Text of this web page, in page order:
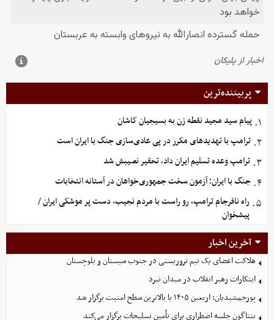
پربیننده‌ترین
۱. پیام سید مجید نقطه زن به بسیجیان کاشان
۲. ترامپ با تهدیدهای مکرر در پی عادی‌سازی جنگ با ایران است
۳. ترامپ وعده تسلیم ایران داد، تحقیر نصیبش شد
۴. جنگ با ایران؛ آزمون سخت جمهوری‌خواهان در آستانه انتخابات
۵. راه نافرجام ترامپ، رو راست با مردم نجیب، دست پر موشکی ایران /
پیشخوان
آخرین اخبار
هلاکت اعضای یک تیم تروریستی در جنوب سیستان و بلوچستان
ابتکارات رهبر انقلاب در میدان نبرد
پورجمشیدیان: اربعین ۱۴۰۵ با بالاترین سطح امنیت برگزار شد
پنتاگون جلسه اضطراری برای تأمین تسلیحات برگزار می‌کند